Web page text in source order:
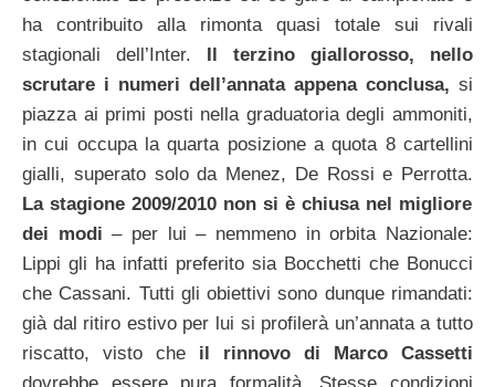
ha contribuito alla rimonta quasi totale sui rivali
stagionali dell’Inter.
Il terzino giallorosso, nello
scrutare i numeri dell’annata appena conclusa, si
piazza ai primi posti nella graduatoria degli ammoniti,
in cui occupa la quarta posizione a quota 8 cartellini
gialli, superato solo da Menez, De Rossi e Perrotta.
La stagione 2009/2010 non si è chiusa nel migliore
dei modi– per lui – nemmeno in orbita Nazionale:
Lippi gli ha infatti preferito sia Bocchetti che Bonucci
che Cassani. Tutti gli obiettivi sono dunque rimandati:
già dal ritiro estivo per lui si profilerà un’annata a tutto
riscatto, visto che il rinnovo di Marco Cassetti